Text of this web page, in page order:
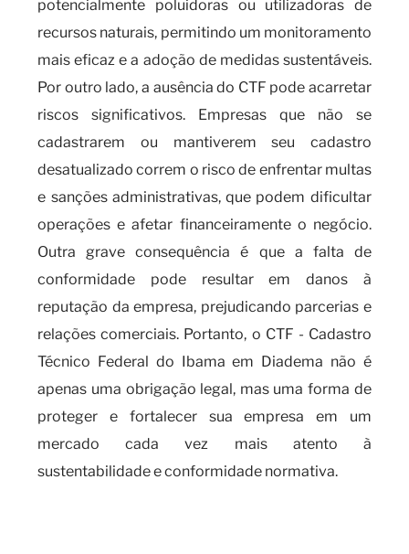
potencialmente poluidoras ou utilizadoras de
recursos naturais, permitindo um monitoramento
mais eficaz e a adoção de medidas sustentáveis.
Por outro lado, a ausência do CTF pode acarretar
riscos significativos. Empresas que não se
cadastrarem ou mantiverem seu cadastro
desatualizado correm o risco de enfrentar multas
e sanções administrativas, que podem dificultar
operações e afetar financeiramente o negócio.
Outra grave consequência é que a falta de
conformidade pode resultar em danos à
reputação da empresa, prejudicando parcerias e
relações comerciais. Portanto, o CTF - Cadastro
Técnico Federal do Ibama em Diadema não é
apenas uma obrigação legal, mas uma forma de
proteger e fortalecer sua empresa em um
mercado cada vez mais atento à
sustentabilidade e conformidade normativa.